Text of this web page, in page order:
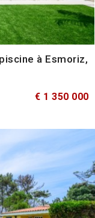
à Esmoriz,
€ 1 350 000